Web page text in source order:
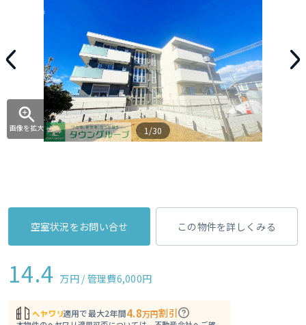
画像を拡大 1/30
空室状況をお問い合せ この物件を詳しくみる
14.4 万円 / 管理費6,000円
適用で最大2年間4.8万円割引